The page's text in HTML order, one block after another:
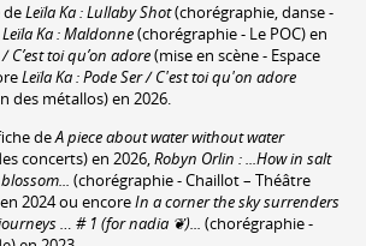
deLeïla Ka : Lullaby Shot(chorégraphie, danse -
Leïla Ka : Maldonne(chorégraphie - Le POC) en
C’est toi qu’on adore(mise en scène - Espace
Leïla Ka : Pode Ser / C'est toi qu'on adore
des métallos) en 2026.
deA piece about water without water
concerts) en 2026,Robyn Orlin : ...How in salt
(chorégraphie - Chaillot – Théâtre
2024 ou encoreIn a corner the sky surrenders
… # 1 (for nadia ❦)... (chorégraphie -